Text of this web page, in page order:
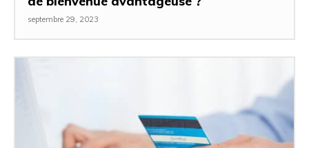
septembre 29, 2023